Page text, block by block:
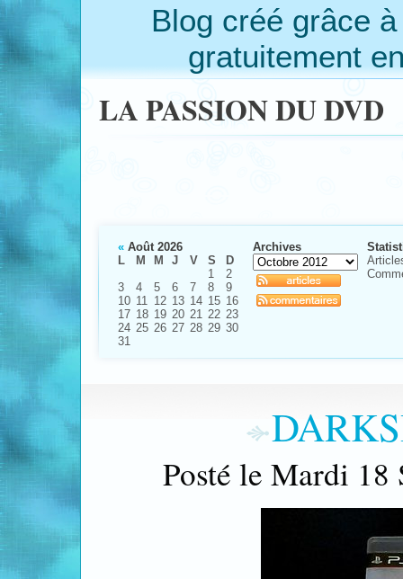
Blog créé grâce
gratuitement
LA PASSION DU DVD
« Août 2026
L
M M J V S
D
1
2
3
4 5 6 7 8
9
10 11 12 13 14 15 16
17 18 19 20 21 22 23
24 25 26 27 28 29 30
31
Archives
Posté le Mardi 18